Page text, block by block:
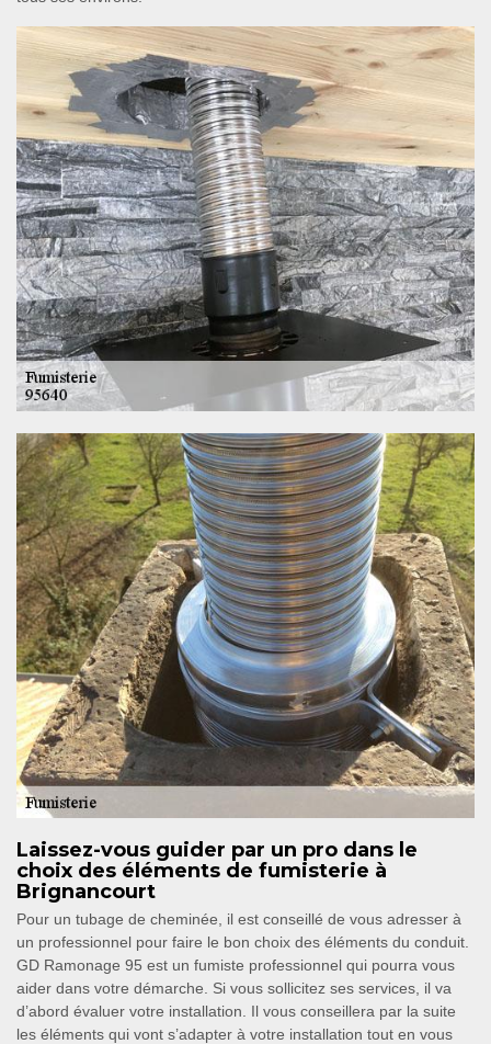
Laissez-vous guider par un pro dans le
choix des éléments de fumisterie à
Brignancourt
Pour un tubage de cheminée, il est conseillé de vous adresser à
un professionnel pour faire le bon choix des éléments du conduit.
GD Ramonage 95 est un fumiste professionnel qui pourra vous
aider dans votre démarche. Si vous sollicitez ses services, il va
d’abord évaluer votre installation. Il vous conseillera par la suite
les éléments qui vont s’adapter à votre installation tout en vous